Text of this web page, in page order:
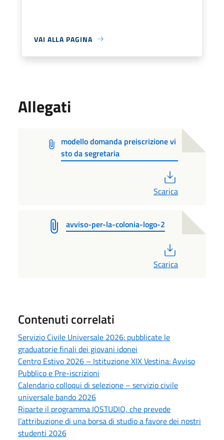
VAI ALLA PAGINA
Allegati
modello domanda preiscrizione vi
sto da segretaria
Scarica
avviso-per-la-colonia-logo-2
Scarica
Contenuti correlati
Servizio Civile Universale 2026: pubblicate le
graduatorie finali dei giovani idonei
Centro Estivo 2026 – Istituzione XIX Vestina: Avviso
Pubblico e Pre-iscrizioni
Calendario colloqui di selezione – servizio civile
universale bando 2026
Riparte il programma IOSTUDIO, che prevede
l’attribuzione di una borsa di studio a favore dei nostri
studenti 2026